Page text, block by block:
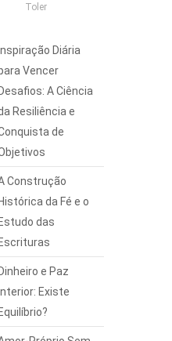
Toler
Inspiração Diária
Vencer
Desafios: A Ciência
Resiliência e
de
Construção
Histórica da Fé e o
Estudo das
Escrituras
Dinheiro e Paz
Interior: Existe
Equilíbrio?